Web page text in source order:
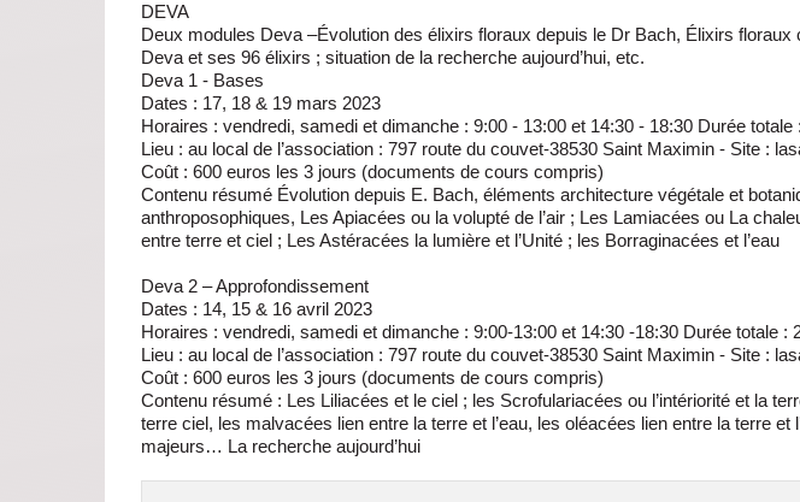
DEVA
Deux modules Deva –Évolution des élixirs floraux depuis le Dr Bach, Élixirs
Deva et ses 96 élixirs ; situation de la recherche aujourd’hui, etc.
Deva 1 - Bases
Dates : 17, 18 & 19 mars 2023
Horaires : vendredi, samedi et dimanche : 9:00 - 13:00 et 14:30 - 18:30 Durée totale
Lieu : au local de l’association : 797 route du couvet-38530 Saint Maximin - Site :
Coût : 600 euros les 3 jours (documents de cours compris)
Contenu résumé Évolution depuis E. Bach, éléments architecture végétale et
anthroposophiques, Les Apiacées ou la volupté de l’air ; Les Lamiacées ou La
entre terre et ciel ; Les Astéracées la lumière et l’Unité ; les Borraginacées et l’eau
Deva 2 – Approfondissement
Dates : 14, 15 & 16 avril 2023
Horaires : vendredi, samedi et dimanche : 9:00-13:00 et 14:30 -18:30 Durée totale :
Lieu : au local de l’association : 797 route du couvet-38530 Saint Maximin - Site :
Coût : 600 euros les 3 jours (documents de cours compris)
Contenu résumé : Les Liliacées et le ciel ; les Scrofulariacées ou l’intériorité et la
terre ciel, les malvacées lien entre la terre et l’eau, les oléacées lien entre la terre et
majeurs… La recherche aujourd’hui